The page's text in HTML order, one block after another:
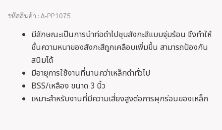
รหัสสินค้า : A-PP1075
มีลักษณะเป็นการนำท่อดำไปชุบสังกะสีแบบจุ่มร้อน จึงทำให้
ชั้นความหนาของสังกะสีถูกเคลือบเพิ่มขึ้น สามารถป้องกัน
สนิมได้
มีอายุการใช้งานที่นานกว่าเหล็กดำทั่วไป
BSS/เหลือง ขนาด 3 นิ้ว
เหมาะสำหรับงานที่มีความเสี่ยงสูงต่อการผุกร่อนของเหล็ก